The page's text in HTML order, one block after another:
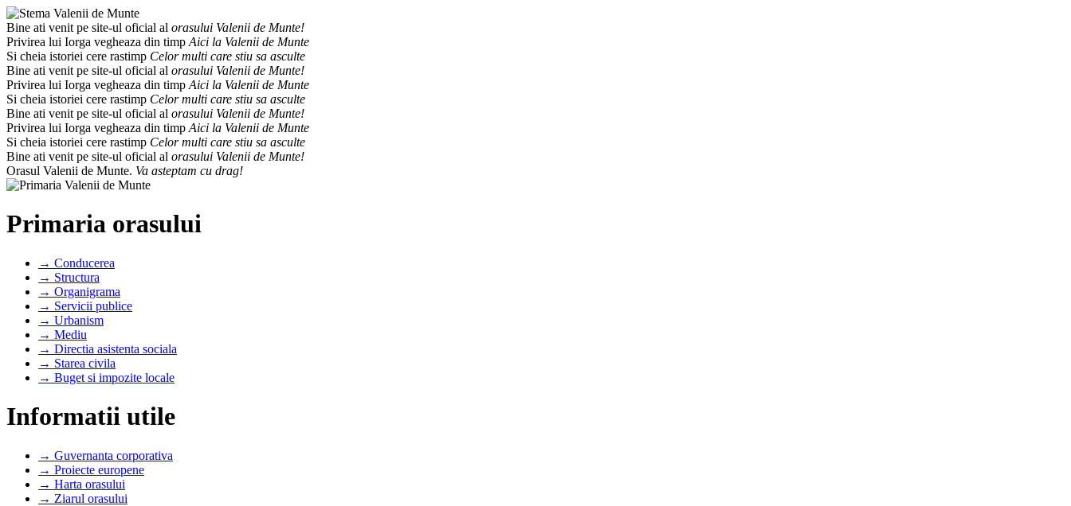
Bine ati venit pe site-ul oficial al orasului Valenii de Munte!
Privirea lui Iorga vegheaza din timp Aici la Valenii de Munte
Si cheia istoriei cere rastimp Celor multi care stiu sa asculte
Bine ati venit pe site-ul oficial al orasului Valenii de Munte!
Privirea lui Iorga vegheaza din timp Aici la Valenii de Munte
Si cheia istoriei cere rastimp Celor multi care stiu sa asculte
Bine ati venit pe site-ul oficial al orasului Valenii de Munte!
Privirea lui Iorga vegheaza din timp Aici la Valenii de Munte
Si cheia istoriei cere rastimp Celor multi care stiu sa asculte
Bine ati venit pe site-ul oficial al orasului Valenii de Munte!
Orasul Valenii de Munte. Va asteptam cu drag!
Primaria orasului
→ Conducerea
→ Structura
→ Organigrama
→ Servicii publice
→ Urbanism
→ Mediu
→ Directia asistenta sociala
→ Starea civila
→ Buget si impozite locale
Informatii utile
→ Guvernanta corporativa
→ Proiecte europene
→ Harta orasului
→ Ziarul orasului